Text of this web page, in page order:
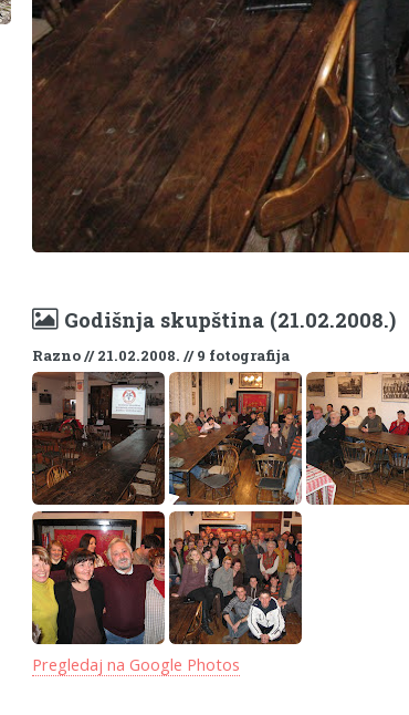
Godišnja skupština (21.02.2008.)
Razno // 21.02.2008. // 9 fotografija
Pregledaj na Google Photos